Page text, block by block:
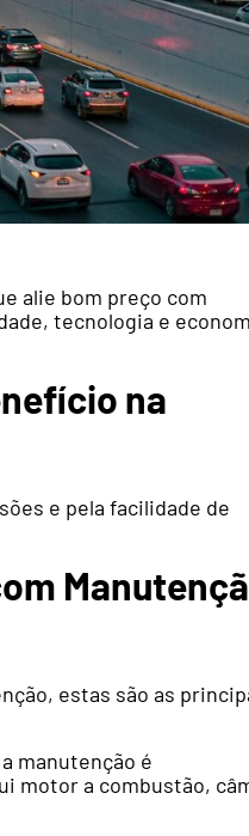
alie bom preço com
tecnologia e
na
e pela facilidade de
estas são as
manutenção é
motor a combustão,